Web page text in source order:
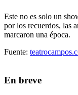
Este no es solo un
por los recuerdos, las
marcaron una época.
Fuente:
En breve